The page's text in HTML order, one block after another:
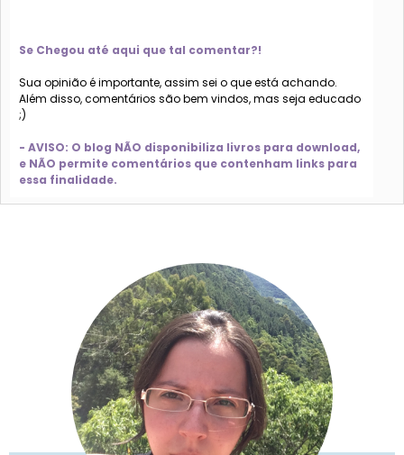
Se Chegou até aqui que tal comentar?!
Sua opinião é importante, assim sei o que está achando.
Além disso, comentários são bem vindos, mas seja educado
;)
- AVISO: O blog NÃO disponibiliza livros para download,
e NÃO permite comentários que contenham links para
essa finalidade.